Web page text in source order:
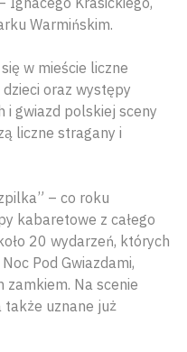
Warmińskim.
w mieście liczne
oraz występy
i gwiazd polskiej sceny
liczne stragany i
– co roku
kabaretowe z całego
20 wydarzeń, których
Pod Gwiazdami,
Na scenie
także uznane już